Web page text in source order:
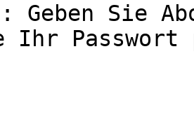
Geben Sie
Ihr